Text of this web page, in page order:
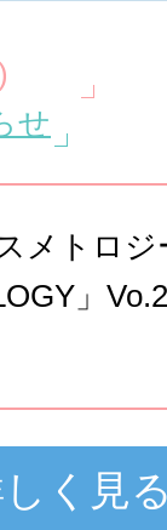
せ
メトロジ
」
く見